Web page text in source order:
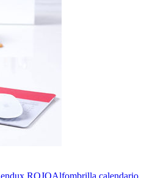
ROJOAlfombrilla calendario